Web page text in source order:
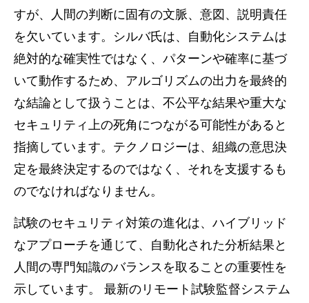
すが、人間の判断に固有の文脈、意図、説明責任
を欠いています。シルバ氏は、自動化システムは
絶対的な確実性ではなく、パターンや確率に基づ
いて動作するため、アルゴリズムの出力を最終的
な結論として扱うことは、不公平な結果や重大な
セキュリティ上の死角につながる可能性があると
指摘しています。テクノロジーは、組織の意思決
定を最終決定するのではなく、それを支援するも
のでなければなりません。
試験のセキュリティ対策の進化は、ハイブリッド
なアプローチを通じて、自動化された分析結果と
人間の専門知識のバランスを取ることの重要性を
示しています。 最新のリモート試験監督システム